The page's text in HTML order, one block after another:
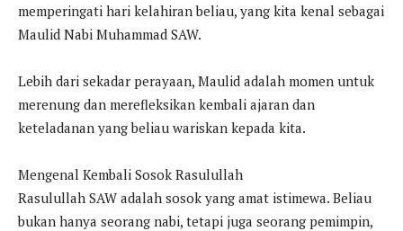
memperingati hari kelahiran beliau, yang kita kenal sebagai
Maulid Nabi Muhammad SAW.
Lebih dari sekadar perayaan, Maulid adalah momen untuk
merenung dan merefleksikan kembali ajaran dan
keteladanan yang beliau wariskan kepada kita.
Mengenal Kembali Sosok Rasulullah
Rasulullah SAW adalah sosok yang amat istimewa. Beliau
bukan hanya seorang nabi, tetapi juga seorang pemimpin,